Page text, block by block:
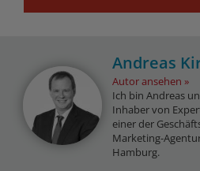
Andreas
Autor ansehen
Ich bin Andreas
Inhaber von
einer der
Marketing-
Hamburg.